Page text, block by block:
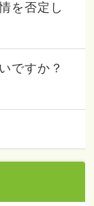
を否定し
ですか？